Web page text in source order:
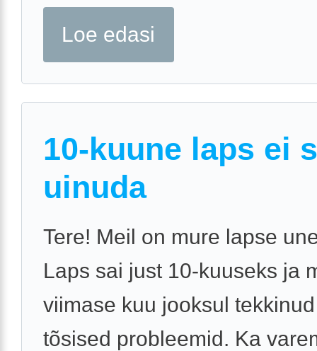
Loe edasi
10-kuune laps ei
uinuda
Tere! Meil on mure lapse
Laps sai just 10-kuuseks ja
viimase kuu jooksul
tõsised probleemid. Ka